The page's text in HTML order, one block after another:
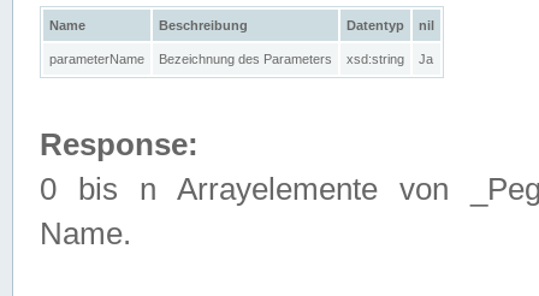
Name Beschreibung Datentyp nil
parameterName Bezeichnung des Parameters xsd:string Ja
Response:
0 bis n Arrayelemente von
Name.